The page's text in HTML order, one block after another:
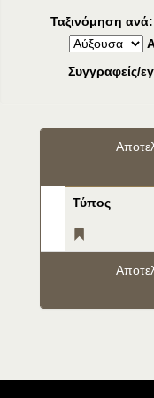
Ταξινόμηση ανά:
Συγγραφείς/
Τύπος